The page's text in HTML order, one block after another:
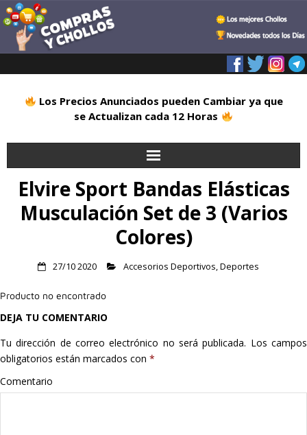
Los Precios Anunciados pueden Cambiar ya que
se Actualizan cada 12 Horas
Inicio
Alimentación
Hogar
Informática
Listas
Elvire Sport Bandas Elásticas
Musculación Set de 3 (Varios
Colores)
27/10 2020 Accesorios Deportivos,Deportes
Producto no encontrado
DEJA TU COMENTARIO
Tu dirección de correo electrónico no será publicada. Los campos
obligatorios están marcados con *
Comentario